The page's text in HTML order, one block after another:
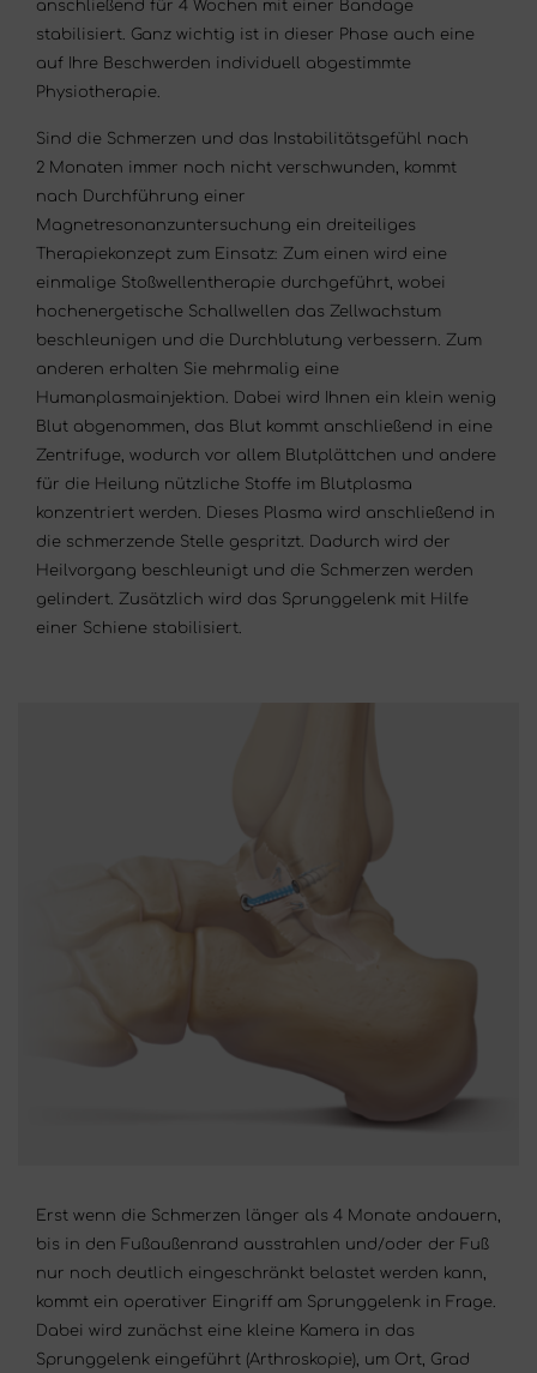
anschließend für 4 Wochen mit einer Bandage
stabilisiert. Ganz wichtig ist in dieser Phase auch eine
auf Ihre Beschwerden individuell abgestimmte
Physiotherapie.
Sind die Schmerzen und das Instabilitätsgefühl nach
2 Monaten immer noch nicht verschwunden, kommt
nach Durchführung einer
Magnetresonanzuntersuchung ein dreiteiliges
Therapiekonzept zum Einsatz: Zum einen wird eine
einmalige Stoßwellentherapie durchgeführt, wobei
hochenergetische Schallwellen das Zellwachstum
beschleunigen und die Durchblutung verbessern. Zum
anderen erhalten Sie mehrmalig eine
Humanplasmainjektion. Dabei wird Ihnen ein klein wenig
Blut abgenommen, das Blut kommt anschließend in eine
Zentrifuge, wodurch vor allem Blutplättchen und andere
für die Heilung nützliche Stoffe im Blutplasma
konzentriert werden. Dieses Plasma wird anschließend in
die schmerzende Stelle gespritzt. Dadurch wird der
Heilvorgang beschleunigt und die Schmerzen werden
gelindert. Zusätzlich wird das Sprunggelenk mit Hilfe
einer Schiene stabilisiert.
Erst wenn die Schmerzen länger als 4 Monate andauern,
bis in den Fußaußenrand ausstrahlen und/oder der Fuß
nur noch deutlich eingeschränkt belastet werden kann,
kommt ein operativer Eingriff am Sprunggelenk in Frage.
Dabei wird zunächst eine kleine Kamera in das
Sprunggelenk eingeführt (Arthroskopie), um Ort, Grad